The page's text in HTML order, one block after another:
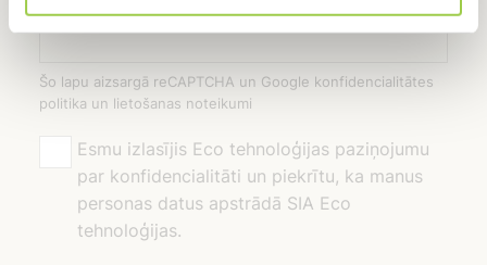
Šo lapu aizsargā reCAPTCHA un Google konfidencialitātes
politika un lietošanas noteikumi
Esmu izlasījis Eco tehnoloģijas paziņojumu
par konfidencialitāti un piekrītu, ka manus
personas datus apstrādā SIA Eco
tehnoloģijas.